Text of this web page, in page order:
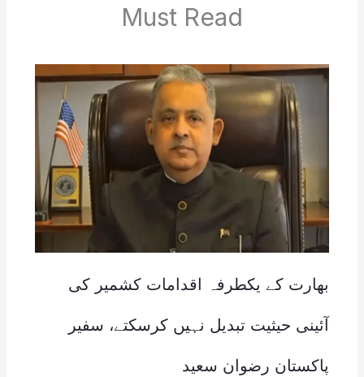
Must Read
بھارت کے یکطرفہ اقدامات کشمیر کی
آئینی حیثیت تبدیل نہیں کرسکتے، سفیر
پاکستان رضوان سعید